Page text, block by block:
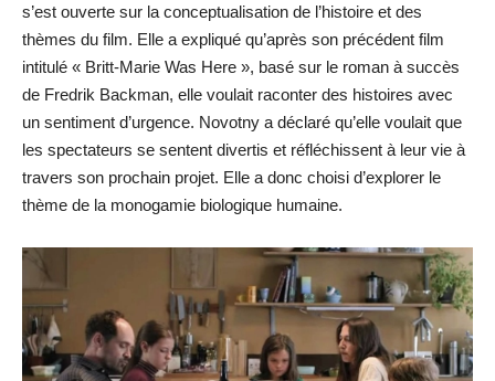
s’est ouverte sur la conceptualisation de l’histoire et des
thèmes du film. Elle a expliqué qu’après son précédent film
intitulé « Britt-Marie Was Here », basé sur le roman à succès
de Fredrik Backman, elle voulait raconter des histoires avec
un sentiment d’urgence. Novotny a déclaré qu’elle voulait que
les spectateurs se sentent divertis et réfléchissent à leur vie à
travers son prochain projet. Elle a donc choisi d’explorer le
thème de la monogamie biologique humaine.